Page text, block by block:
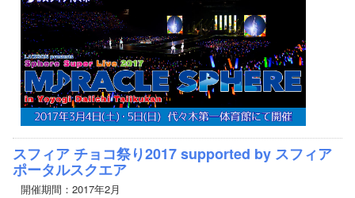
スフィア チョコ祭り2017 supported by スフィア
ポータルスクエア
開催期間：2017年2月